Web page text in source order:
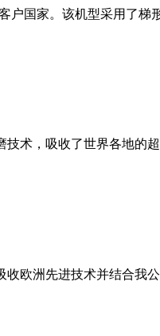
国家。该机型采用了
术，吸收了世界各地的
欧洲先进技术并结合我